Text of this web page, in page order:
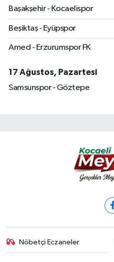
Başakşehir - Kocaelispor
Beşiktaş - Eyüpspor
Amed - Erzurumspor FK
17 Ağustos, Pazartesi
Samsunspor - Göztepe
Nöbetçi Eczaneler